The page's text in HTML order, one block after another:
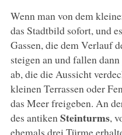
Wenn man von dem
das Stadtbild sofort, und
Gassen, die dem Verlauf
steigen an und fallen
ab, die die Aussicht
kleinen Terrassen oder
das Meer freigeben. An
des antiken Steinturms,
ehemals drei Türme